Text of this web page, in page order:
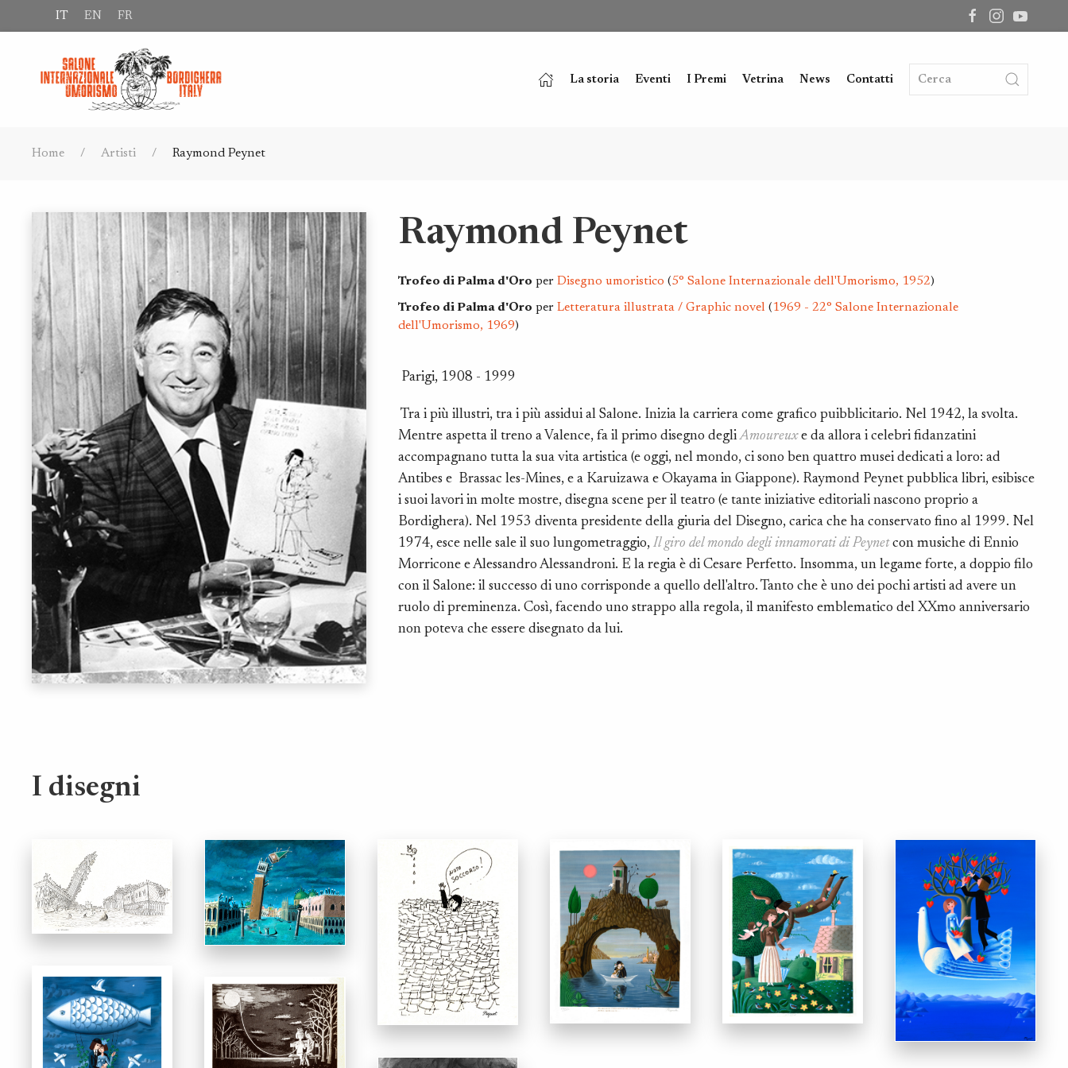
IT EN FR
La storia Eventi I Premi Vetrina News Contatti
Home Artisti Raymond Peynet
Raymond Peynet
Trofeo di Palma d'Oro perDisegno umoristico (5° Salone Internazionale dell'Umorismo, 1952)
Trofeo di Palma d'Oro perLetteratura illustrata / Graphic novel (1969 - 22° Salone Internazionale
dell'Umorismo, 1969)
Parigi, 1908 - 1999
Tra i più illustri, tra i più assidui al Salone. Inizia la carriera come grafico puibblicitario. Nel 1942, la svolta.
Mentre aspetta il treno a Valence, fa il primo disegno degliAmoureuxe da allora i celebri fidanzatini
accompagnano tutta la sua vita artistica (e oggi, nel mondo, ci sono ben quattro musei dedicati a loro: ad
Antibes e Brassac les-Mines, e a Karuizawa e Okayama in Giappone). Raymond Peynet pubblica libri, esibisce
i suoi lavori in molte mostre, disegna scene per il teatro (e tante iniziative editoriali nascono proprio a
Bordighera). Nel 1953 diventa presidente della giuria del Disegno, carica che ha conservato fino al 1999. Nel
1974, esce nelle sale il suo lungometraggio,Il giro del mondo degli innamorati di Peynetcon musiche di Ennio
Morricone e Alessandro Alessandroni. E la regia è di Cesare Perfetto. Insomma, un legame forte, a doppio filo
con il Salone: il successo di uno corrisponde a quello dell'altro. Tanto che è uno dei pochi artisti ad avere un
ruolo di preminenza. Così, facendo uno strappo alla regola, il manifesto emblematico del XXmo anniversario
non poteva che essere disegnato da lui.
I disegni